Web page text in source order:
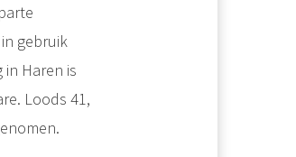
gebruik
Haren is
Loods 41,